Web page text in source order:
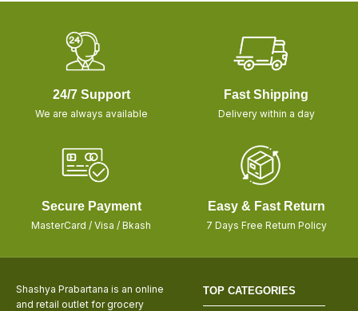
তালের গুড় দিয়ে আপনি শরবত, পায়েস কিংবা পিঠা
বানিয়ে খেতে পারেন।
আমাদের দেশে সাধারণত তিন ধরণের গুড় পাওয়া
যায় আখের গুড়, খেজুরের গুড়, তালের গুড়। স্বাদ
ও ঘ্রাণের দিক থেকে প্রতিটা গুড়ই আলাদা। মৌসুম
তবে আখের ঝোলা গুড় ও তালের গুড় সাধারণত
সারা বছর জুড়েই পাওয়া যায়।
24/7 Support
We are always available
Fast Shipping
Delivery within a day
Secure Payment
MasterCard / Visa / Bkash
Easy & Fast Return
7 Days Free Return Policy
Shashya Prabartana is an online
and retail outlet for grocery
TOP CATEGORIES